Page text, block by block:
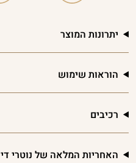
יתרונות המוצר
הוראות שימוש
רכיבים
האחריות המלאה של נוטרי די